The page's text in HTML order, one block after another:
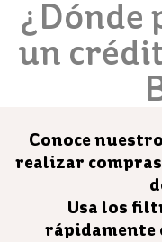
¿Dónde
un
Conoce
realizar
Usa los
rápidamente